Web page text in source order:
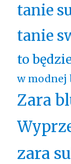
tanie
tanie
to
w modnej
Zara
zara